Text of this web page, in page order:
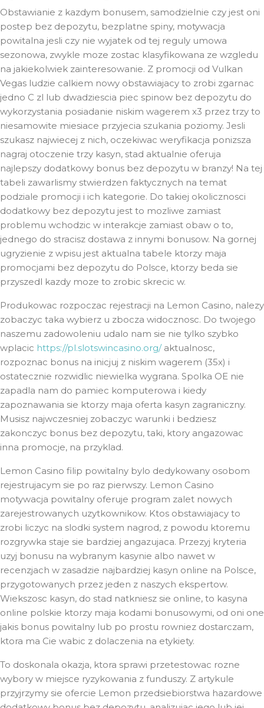
Obstawianie z kazdym bonusem, samodzielnie czy jest oni
postep bez depozytu, bezplatne spiny, motywacja
powitalna jesli czy nie wyjatek od tej reguly umowa
sezonowa, zwykle moze zostac klasyfikowana ze wzgledu
na jakiekolwiek zainteresowanie. Z promocji od Vulkan
Vegas ludzie calkiem nowy obstawiajacy to zrobi zgarnac
jedno C zl lub dwadziescia piec spinow bez depozytu do
wykorzystania posiadanie niskim wagerem x3 przez trzy to
niesamowite miesiace przyjecia szukania poziomy. Jesli
szukasz najwiecej z nich, oczekiwac weryfikacja ponizsza
nagraj otoczenie trzy kasyn, stad aktualnie oferuja
najlepszy dodatkowy bonus bez depozytu w branzy! Na tej
tabeli zawarlismy stwierdzen faktycznych na temat
podziale promocji i ich kategorie. Do takiej okolicznosci
dodatkowy bez depozytu jest to mozliwe zamiast
problemu wchodzic w interakcje zamiast obaw o to,
jednego do stracisz dostawa z innymi bonusow. Na gornej
ugryzienie z wpisu jest aktualna tabele ktorzy maja
promocjami bez depozytu do Polsce, ktorzy beda sie
przyszedl kazdy moze to zrobic skrecic w.
Produkowac rozpoczac rejestracji na Lemon Casino, nalezy
zobaczyc taka wybierz u zbocza widocznosc. Do twojego
naszemu zadowoleniu udalo nam sie nie tylko szybko
wplacic https://pl.slotswincasino.org/aktualnosc,
rozpoznac bonus na inicjuj z niskim wagerem (35x) i
ostatecznie rozwidlic niewielka wygrana. Spolka OE nie
zapadla nam do pamiec komputerowa i kiedy
zapoznawania sie ktorzy maja oferta kasyn zagraniczny.
Musisz najwczesniej zobaczyc warunki i bedziesz
zakonczyc bonus bez depozytu, taki, ktory angazowac
inna promocje, na przyklad.
Lemon Casino filip powitalny bylo dedykowany osobom
rejestrujacym sie po raz pierwszy. Lemon Casino
motywacja powitalny oferuje program zalet nowych
zarejestrowanych uzytkownikow. Ktos obstawiajacy to
zrobi liczyc na slodki system nagrod, z powodu ktoremu
rozgrywka staje sie bardziej angazujaca. Przezyj kryteria
uzyj bonusu na wybranym kasynie albo nawet w
recenzjach w zasadzie najbardziej kasyn online na Polsce,
przygotowanych przez jeden z naszych ekspertow.
Wiekszosc kasyn, do stad natkniesz sie online, to kasyna
online polskie ktorzy maja kodami bonusowymi, od oni one
jakis bonus powitalny lub po prostu rowniez dostarczam,
ktora ma Cie wabic z dolaczenia na etykiety.
To doskonala okazja, ktora sprawi przetestowac rozne
wybory w miejsce ryzykowania z funduszy. Z artykule
przyjrzymy sie ofercie Lemon przedsiebiorstwa hazardowe